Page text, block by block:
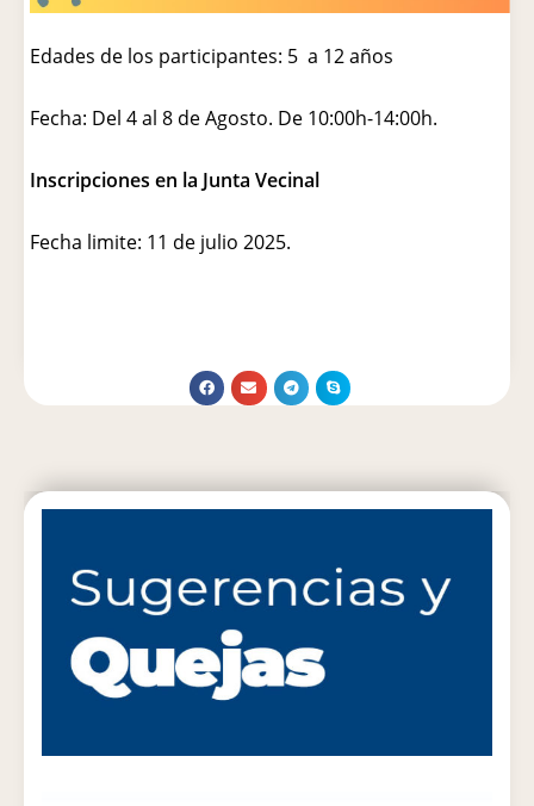
Edades de los participantes: 5 a 12 años
Fecha: Del 4 al 8 de Agosto. De 10:00h-14:00h.
Inscripciones en la Junta Vecinal
Fecha limite: 11 de julio 2025.